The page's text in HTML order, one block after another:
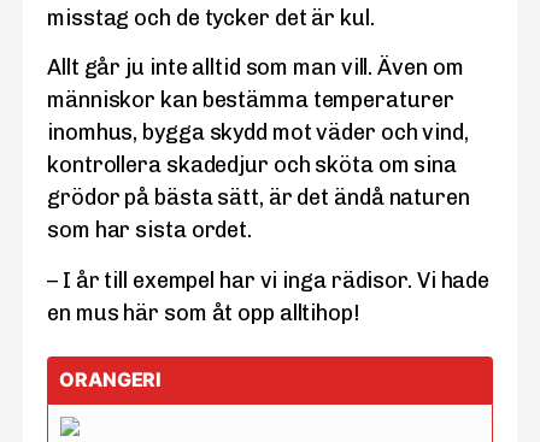
misstag och de tycker det är kul.
Allt går ju inte alltid som man vill. Även om
människor kan bestämma temperaturer
inomhus, bygga skydd mot väder och vind,
kontrollera skadedjur och sköta om sina
grödor på bästa sätt, är det ändå naturen
som har sista ordet.
– I år till exempel har vi inga rädisor. Vi hade
en mus här som åt opp alltihop!
ORANGERI